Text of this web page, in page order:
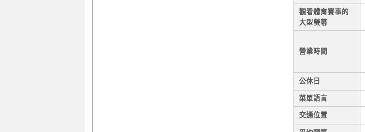
觀看體育賽事的
大型螢幕
營業時間
公休日
菜單語言
交通位置